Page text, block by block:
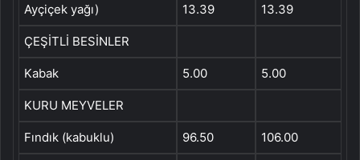
Ayçiçek yağı) 13.39 13.39
ÇEŞİTLİ BESİNLER
Kabak 5.00 5.00
KURU MEYVELER
Fındık (kabuklu) 96.50 106.00